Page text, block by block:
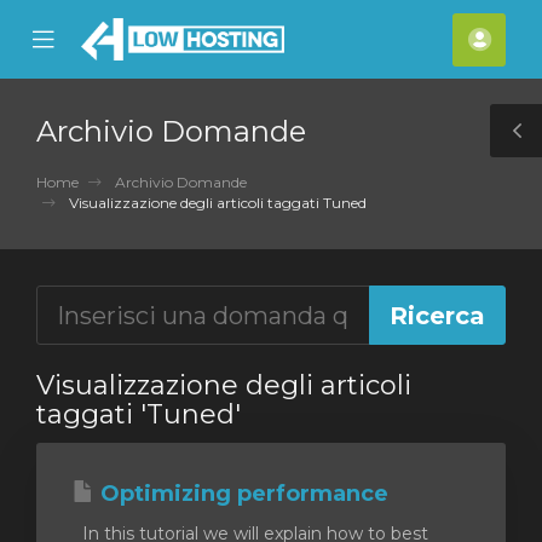
Mobile
Menu
Archivio Domande
Home
Archivio Domande
Visualizzazione degli articoli taggati Tuned
Visualizzazione degli articoli
taggati 'Tuned'
Optimizing performance
In this tutorial we will explain how to best